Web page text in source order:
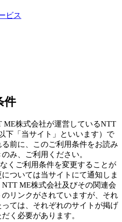
ビス
件
ME株式会社が運営しているNTT
下「当サイト」といいます）で
前に、このご利用条件をお読み
み、ご利用ください。
くご利用条件を変更することが
ついては当サイトにて通知しま
ME株式会社及びその関連会
リンクがされていますが、それ
ては、それぞれのサイトが掲げ
く必要があります。